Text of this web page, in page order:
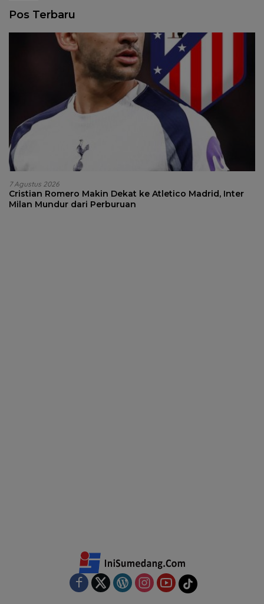
Pos Terbaru
7 Agustus 2026
Cristian Romero Makin Dekat ke Atletico Madrid, Inter
Milan Mundur dari Perburuan